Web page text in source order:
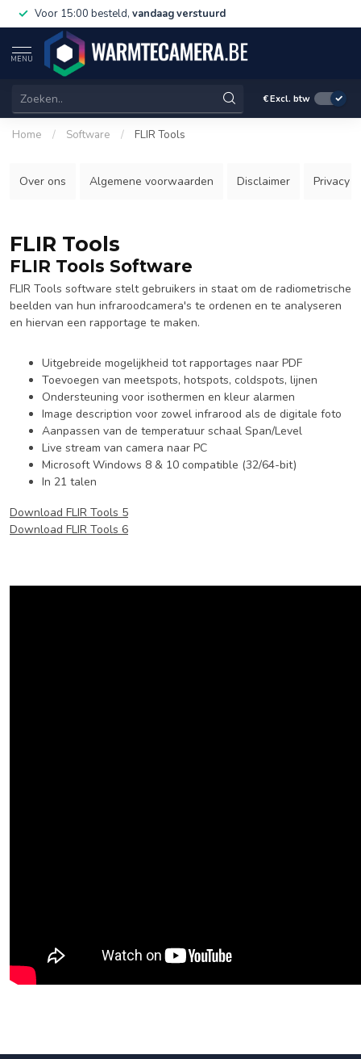
Voor 15:00 besteld, vandaag verstuurd
MENU
€Excl. btw
Home / Software / FLIR Tools
Over ons Algemene voorwaarden Disclaimer Privacy
FLIR Tools
FLIR Tools Software
FLIR Tools software stelt gebruikers in staat om de radiometrische
beelden van hun infraroodcamera's te ordenen en te analyseren
en hiervan een rapportage te maken.
Uitgebreide mogelijkheid tot rapportages naar PDF
Toevoegen van meetspots, hotspots, coldspots, lijnen
Ondersteuning voor isothermen en kleur alarmen
Image description voor zowel infrarood als de digitale foto
Aanpassen van de temperatuur schaal Span/Level
Live stream van camera naar PC
Microsoft Windows 8 & 10 compatible (32/64-bit)
In 21 talen
Download FLIR Tools 5
Download FLIR Tools 6